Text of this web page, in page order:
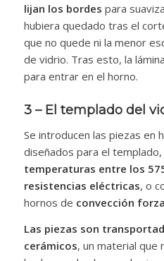
lijan los bordes para
hubiera quedado tras el
que no quede ni la menor
de vidrio. Tras esto, la
para entrar en el horno.
3 – El templado del
Se introducen las piezas en
diseñados para el templado,
temperaturas entre los
resistencias eléctricas, o
hornos de convección
Las piezas son
cerámicos, un material que